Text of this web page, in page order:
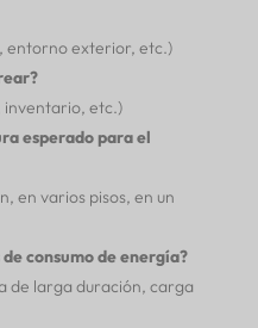
entorno exterior, etc.)
inventario, etc.)
esperado para el
en varios pisos, en un
consumo de energía?
de larga duración, carga